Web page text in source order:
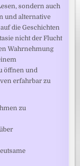
sondern auch
und alternative
die Geschichten
nicht der Flucht
Wahrnehmung
öffnen und
erfahrbar zu
zu